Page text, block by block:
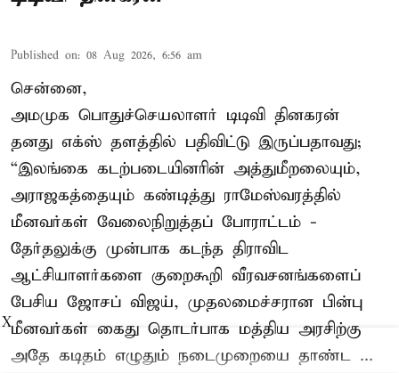
Published on: 08 Aug 2026, 6:56 am
சென்னை,
அமமுக பொதுச்செயலாளர் டிடிவி தினகரன்
தனது எக்ஸ் தளத்தில் பதிவிட்டு இருப்பதாவது;
“இலங்கை கடற்படையினரின் அத்துமீறலையும்,
அராஜகத்தையும் கண்டித்து ராமேஸ்வரத்தில்
மீனவர்கள் வேலைநிறுத்தப் போராட்டம் -
தேர்தலுக்கு முன்பாக கடந்த திராவிட
ஆட்சியாளர்களை குறைகூறி வீரவசனங்களைப்
பேசிய ஜோசப் விஜய், முதலமைச்சரான பின்பு
மீனவர்கள் கைது தொடர்பாக மத்திய அரசிற்கு
அதே கடிதம் எழுதும் நடைமுறையை தாண்ட ...
X